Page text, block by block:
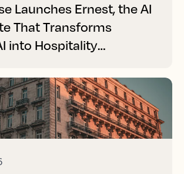
Launches Ernest, the AI
That Transforms
into Hospitality